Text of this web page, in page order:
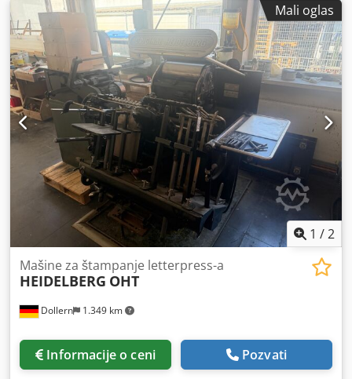
Mali oglas
1 /2
Dollern 1.349 km
Mašine za štampanje letterpress-a
HEIDELBERG OHT
Informacije o ceni Pozvati